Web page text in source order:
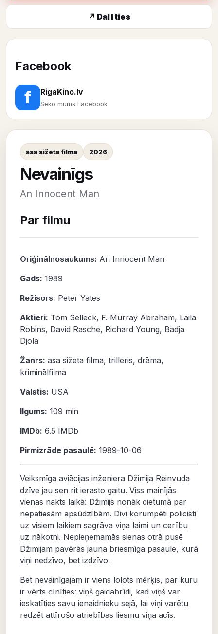
↗ Dalīties
Facebook
f RigaKino.lv
Seko mums Facebook
asa sižeta filma 2026
Nevainīgs
An Innocent Man
Par filmu
Oriģinālnosaukums: An Innocent Man
Gads: 1989
Režisors: Peter Yates
Aktieri: Tom Selleck, F. Murray Abraham, Laila
Robins, David Rasche, Richard Young, Badja
Djola
Žanrs: asa sižeta filma, trilleris, drāma,
kriminālfilma
Valstis: USA
Ilgums: 109 min
IMDb: 6.5 IMDb
Pirmizrāde pasaulē: 1989-10-06
Veiksmīga aviācijas inženiera Džimija Reinvuda
dzīve jau sen rit ierasto gaitu. Viss mainījās
vienas nakts laikā: Džimijs nonāk cietumā par
nepatiesām apsūdzībām. Divi korumpēti policisti
uz visiem laikiem sagrāva viņa laimi un cerību
uz nākotni. Nepieņemamās sienas otrā pusē
Džimijam pavērās jauna briesmīga pasaule, kurā
viņi nedzīvo, bet izdzīvo.
Bet nevainīgajam ir viens lolots mērķis, par kuru
ir vērts cīnīties: viņš gaidabrīdi, kad viņš var
ieskatīties savu ienaidnieku sejā, lai viņi varētu
redzēt attīrošo atriebības liesmu viņa acīs.